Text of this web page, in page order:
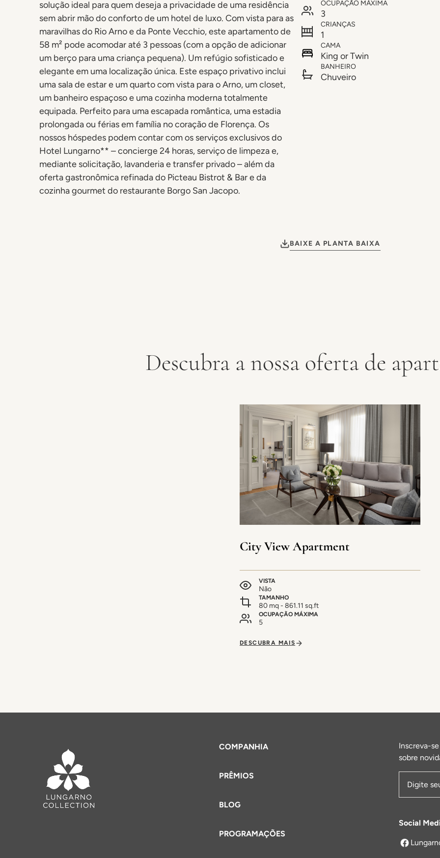
solução ideal para quem deseja a privacidade de uma residência
sem abrir mão do conforto de um hotel de luxo. Com vista para as
maravilhas do Rio Arno e da Ponte Vecchio, este apartamento de
58 m² pode acomodar até 3 pessoas (com a opção de adicionar
um berço para uma criança pequena). Um refúgio sofisticado e
elegante em uma localização única. Este espaço privativo inclui
uma sala de estar e um quarto com vista para o Arno, um closet,
um banheiro espaçoso e uma cozinha moderna totalmente
equipada. Perfeito para uma escapada romântica, uma estadia
prolongada ou férias em família no coração de Florença. Os
nossos hóspedes podem contar com os serviços exclusivos do
Hotel Lungarno** – concierge 24 horas, serviço de limpeza e,
mediante solicitação, lavanderia e transfer privado – além da
oferta gastronômica refinada do Picteau Bistrot & Bar e da
cozinha gourmet do restaurante Borgo San Jacopo.
OCUPAÇÃO MÁXIMA
3
CRIANÇAS
1
CAMA
King or Twin
BANHEIRO
Chuveiro
BAIXE A PLANTA BAIXA
Descubra a nossa oferta de
City View Apartment
VISTA
Não
TAMANHO
80 mq - 861.11 sq.ft
OCUPAÇÃO MÁXIMA
5
DESCUBRA MAIS
COMPANHIA
PRÊMIOS
BLOG
PROGRAMAÇÕES
Inscreva-
sobre
Endereço
Social
abre em